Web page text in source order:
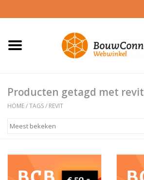
Home
Toetsing
Academy
Producten getagd met revit
HOME/TAGS/ REVIT